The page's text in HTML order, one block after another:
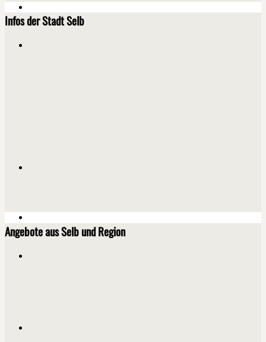
Infos der Stadt Selb
Angebote aus Selb und Region